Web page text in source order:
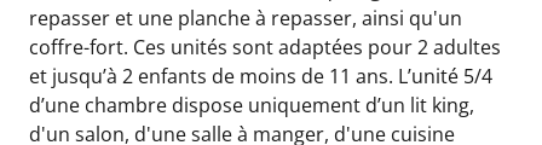
repasser et une planche à repasser, ainsi qu'un
coffre-fort. Ces unités sont adaptées pour 2 adultes
et jusqu’à 2 enfants de moins de 11 ans. L’unité 5/4
d’une chambre dispose uniquement d’un lit king,
d'un salon, d'une salle à manger, d'une cuisine